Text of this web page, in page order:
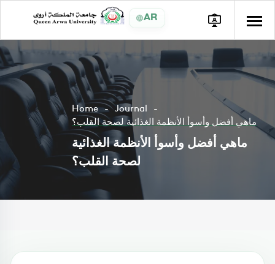
AR
Home
Journal
ماهي أفضل وأسوأ الأنظمة الغذائية لصحة القلب؟
ماهي أفضل وأسوأ الأنظمة الغذائية
لصحة القلب؟